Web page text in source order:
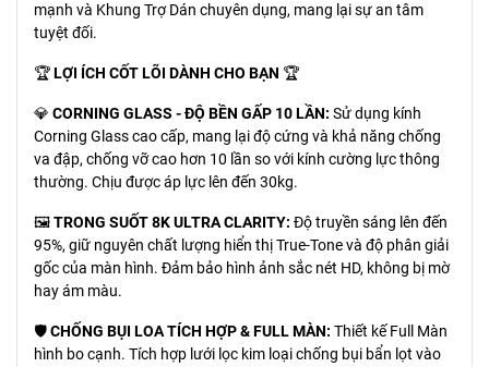
mạnh và Khung Trợ Dán chuyên dụng, mang lại sự an tâm
tuyệt đối.
🏆LỢI ÍCH CỐT LÕI DÀNH CHO BẠN 🏆
💎 CORNING GLASS - ĐỘ BỀN GẤP 10 LẦN: Sử dụng kính
Corning Glass cao cấp, mang lại độ cứng và khả năng chống
va đập, chống vỡ cao hơn 10 lần so với kính cường lực thông
thường. Chịu được áp lực lên đến 30kg.
🖼️TRONG SUỐT 8K ULTRA CLARITY: Độ truyền sáng lên đến
95%, giữ nguyên chất lượng hiển thị True-Tone và độ phân giải
gốc của màn hình. Đảm bảo hình ảnh sắc nét HD, không bị mờ
hay ám màu.
🛡️CHỐNG BỤI LOA TÍCH HỢP & FULL MÀN: Thiết kế Full Màn
hình bo cạnh. Tích hợp lưới lọc kim loại chống bụi bẩn lọt vào